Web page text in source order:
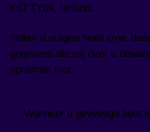
K67 TY09, Ierland.
Indien u vragen heeft over
gegevens die wij over u
opnemen met:
Wanneer u gevestigd bent